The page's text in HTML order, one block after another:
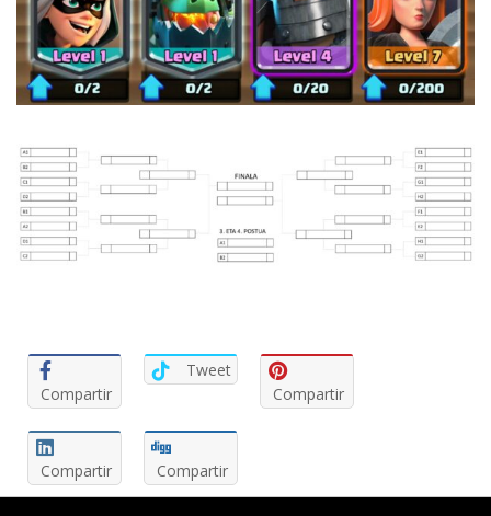
Compartir
Tweet
Compartir
Compartir Compartir